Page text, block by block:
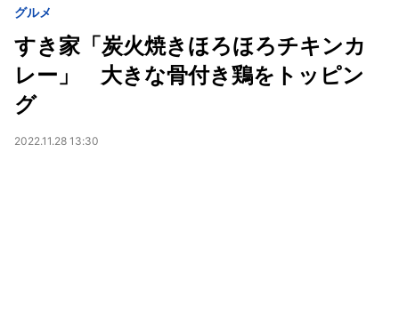
グルメ
すき家「炭火焼きほろほろチキンカ
レー」 大きな骨付き鶏をトッピン
グ
2022.11.28 13:30